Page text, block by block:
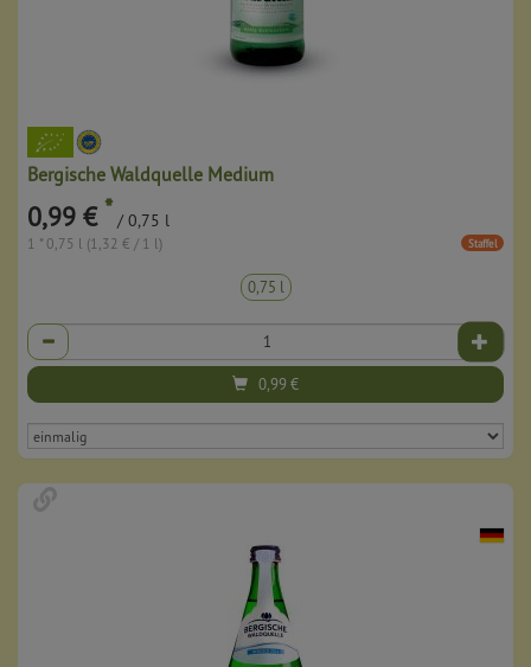
Bergische Waldquelle Medium
0,99 € * / 0,75 l
1 * 0,75 l (1,32 € / 1 l) Staffel
0,75 l
Anzahl
0,99€